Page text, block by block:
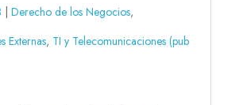
Derecho de los Negocios,
Externas, TI y Telecomunicaciones (pub